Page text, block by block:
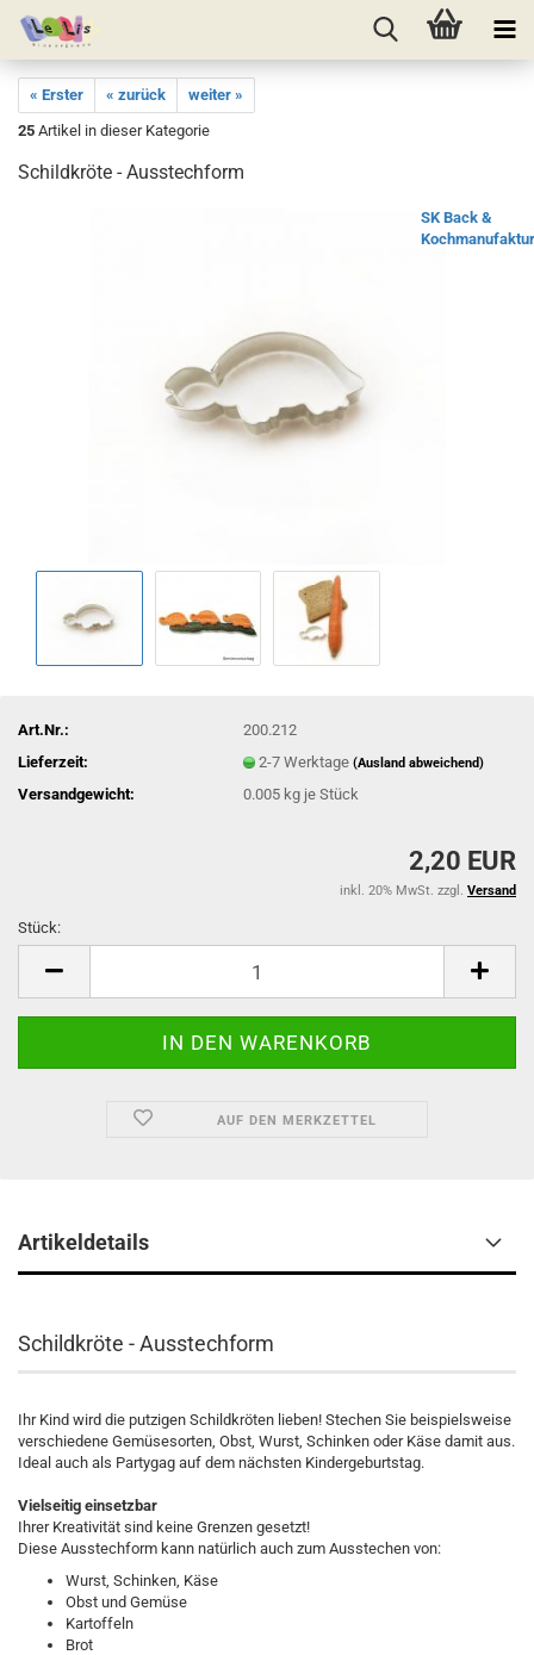
« Erster « zurück
weiter »
25 Artikel in dieser Kategorie
Schildkröte - Ausstechform
SK Back &
Kochmanufaktur
Art.Nr.:
200.212
Lieferzeit:
2-7 Werktage(Ausland abweichend)
Versandgewicht: 0.005 kg je Stück
2,20 EUR
inkl. 20% MwSt. zzgl. Versand
Stück:
AUF DEN MERKZETTEL
Artikeldetails
Schildkröte - Ausstechform
Ihr Kind wird die putzigen Schildkröten lieben! Stechen Sie beispielsweise
verschiedene Gemüsesorten, Obst, Wurst, Schinken oder Käse damit aus.
Ideal auch als Partygag auf dem nächsten Kindergeburtstag.
Vielseitig einsetzbar
Ihrer Kreativität sind keine Grenzen gesetzt!
Diese Ausstechform kann natürlich auch zum Ausstechen von:
Wurst, Schinken, Käse
Obst und Gemüse
Kartoffeln
Brot